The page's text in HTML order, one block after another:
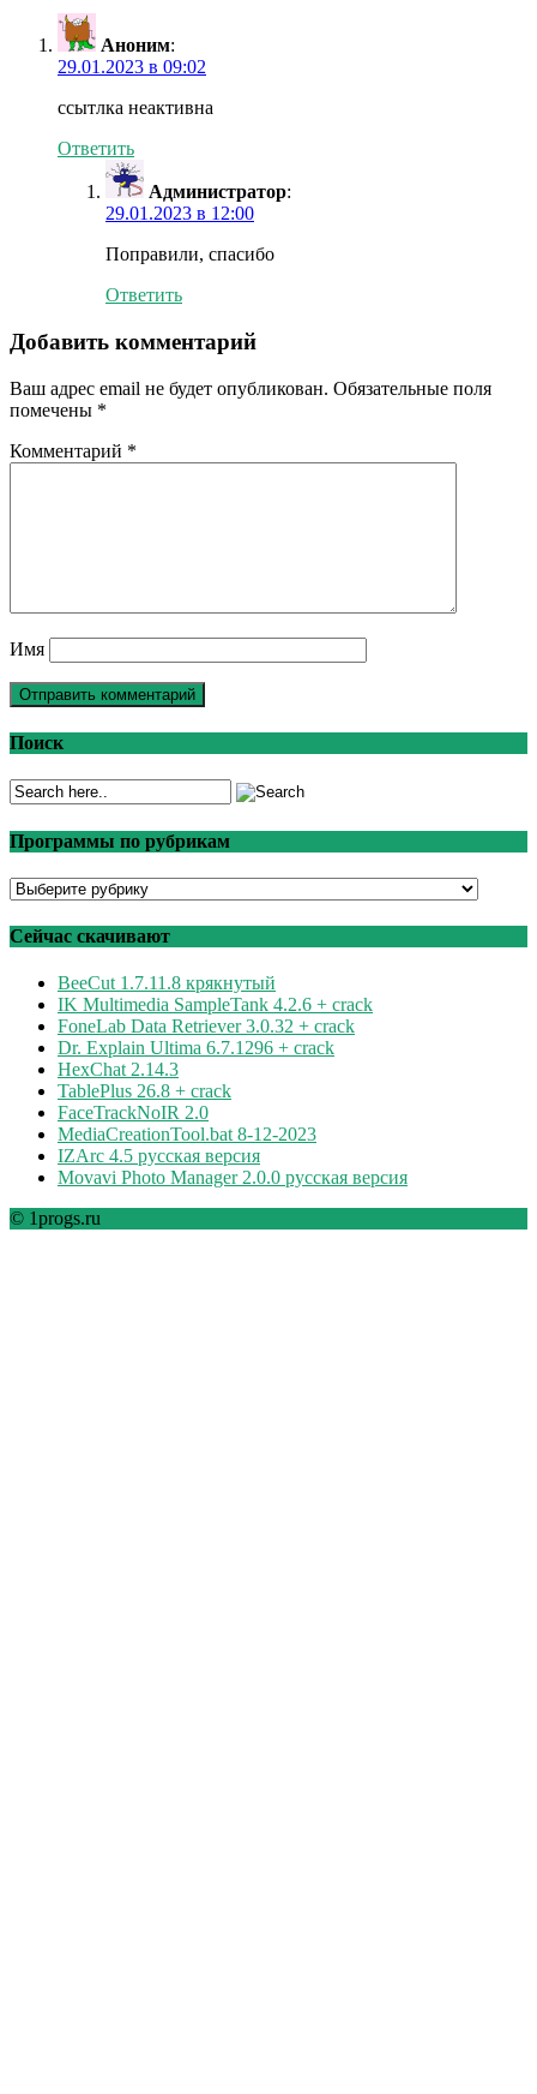
Аноним:
29.01.2023 в 09:02
ссытлка неактивна
Ответить
Администратор:
29.01.2023 в 12:00
Поправили, спасибо
Ответить
Добавить комментарий
Ваш адрес email не будет опубликован. Обязательные поля
помечены *
Комментарий *
Имя
Поиск
Программы по рубрикам
Программы
рубрикам
Сейчас скачивают
BeeCut 1.7.11.8 крякнутый
IK Multimedia SampleTank 4.2.6 + crack
FoneLab Data Retriever 3.0.32 + crack
Dr. Explain Ultima 6.7.1296 + crack
HexChat 2.14.3
TablePlus 26.8 + crack
FaceTrackNoIR 2.0
MediaCreationTool.bat 8-12-2023
IZArc 4.5 русская версия
Movavi Photo Manager 2.0.0 русская версия
© 1progs.ru